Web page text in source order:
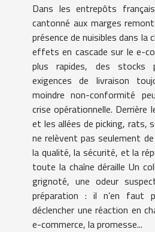
Dans les entrepôts
cantonné aux marges
présence de nuisibles dans la
effets en cascade sur le e-
plus rapides, des stocks
exigences de livraison
moindre non-conformité
crise opérationnelle. Derrière
et les allées de picking, rats,
ne relèvent pas seulement
la qualité, la sécurité, et la
toute la chaîne déraille Un
grignoté, une odeur
préparation : il n’en faut
déclencher une réaction en
e-commerce, la promesse...